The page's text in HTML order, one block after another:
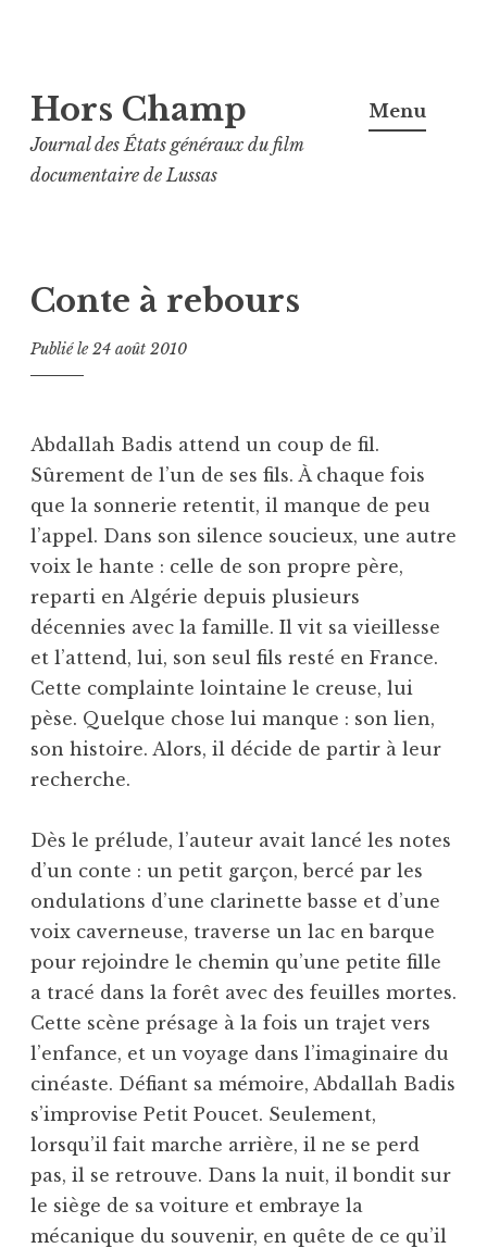
au
contenu
principal
Hors Champ
Journal des États généraux du film
documentaire de Lussas
Menu
Conte à rebours
Publié le24 août 2010
Abdallah Badis attend un coup de fil.
Sûrement de l’un de ses fils. À chaque fois
que la sonnerie retentit, il manque de peu
l’appel. Dans son silence soucieux, une autre
voix le hante : celle de son propre père,
reparti en Algérie depuis plusieurs
décennies avec la famille. Il vit sa vieillesse
et l’attend, lui, son seul fils resté en France.
Cette complainte lointaine le creuse, lui
pèse. Quelque chose lui manque : son lien,
son histoire. Alors, il décide de partir à leur
recherche.
Dès le prélude, l’auteur avait lancé les notes
d’un conte : un petit garçon, bercé par les
ondulations d’une clarinette basse et d’une
voix caverneuse, traverse un lac en barque
pour rejoindre le chemin qu’une petite fille
a tracé dans la forêt avec des feuilles mortes.
Cette scène présage à la fois un trajet vers
l’enfance, et un voyage dans l’imaginaire du
cinéaste. Défiant sa mémoire, Abdallah Badis
s’improvise Petit Poucet. Seulement,
lorsqu’il fait marche arrière, il ne se perd
pas, il se retrouve. Dans la nuit, il bondit sur
le siège de sa voiture et embraye la
mécanique du souvenir, en quête de ce qu’il